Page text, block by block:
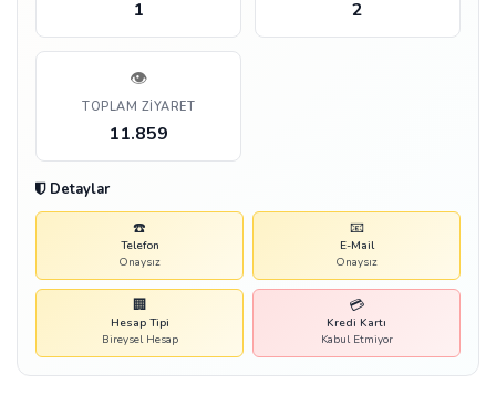
1 2
👁️
TOPLAM ZIYARET
11.859
Detaylar
☎️
Telefon
Onaysız
📧
E-Mail
Onaysız
🏢
Hesap Tipi
Bireysel Hesap
💳
Kredi Kartı
Kabul Etmiyor